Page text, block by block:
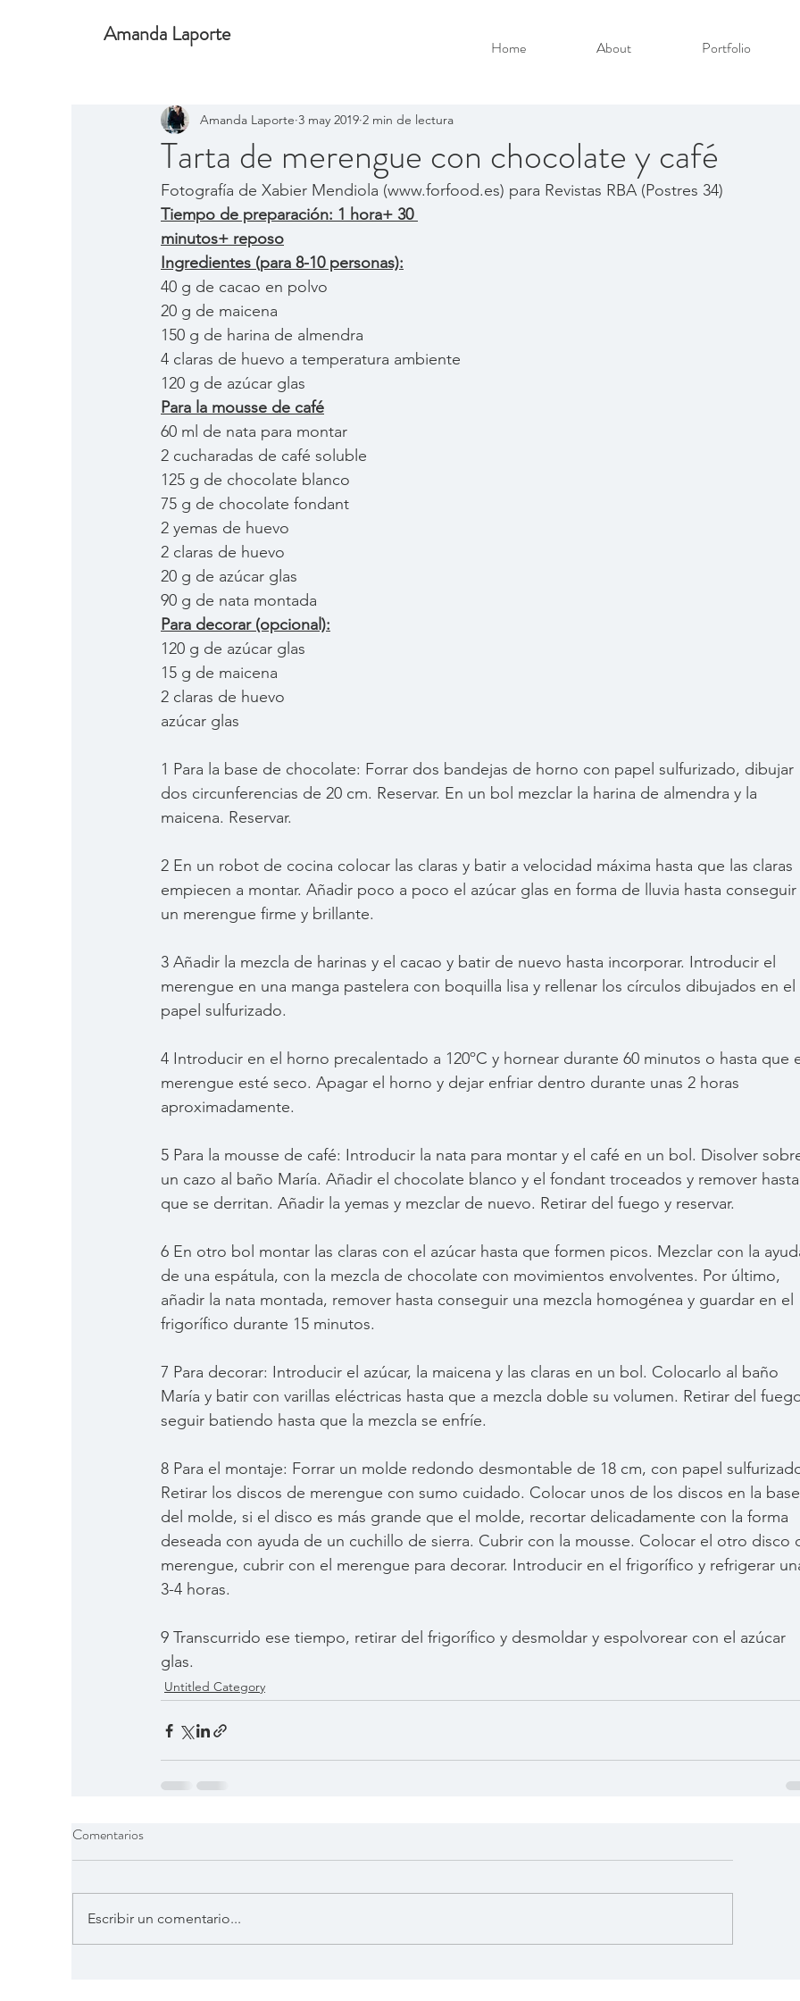
Amanda Laporte
Home About Portfolio
Untitled Category
Tarta de merengue con chocolate y café
Amanda Laporte 3 may 2019 2 min de lectura
Fotografía de Xabier Mendiola (www.forfood.es) para Revistas RBA (Postres 34)
Tiempo de preparación: 1 hora+ 30
minutos+ reposo
Ingredientes (para 8-10 personas):
40 g de cacao en polvo
20 g de maicena
150 g de harina de almendra
4 claras de huevo a temperatura ambiente
120 g de azúcar glas
Para la mousse de café
60 ml de nata para montar
2 cucharadas de café soluble
125 g de chocolate blanco
75 g de chocolate fondant
2 yemas de huevo
2 claras de huevo
20 g de azúcar glas
90 g de nata montada
Para decorar (opcional):
120 g de azúcar glas
15 g de maicena
2 claras de huevo
azúcar glas
1 Para la base de chocolate: Forrar dos bandejas de horno con papel sulfurizado, dibujar
dos circunferencias de 20 cm. Reservar. En un bol mezclar la harina de almendra y la
maicena. Reservar.
2 En un robot de cocina colocar las claras y batir a velocidad máxima hasta que las claras
empiecen a montar. Añadir poco a poco el azúcar glas en forma de lluvia hasta conseguir
un merengue firme y brillante.
3 Añadir la mezcla de harinas y el cacao y batir de nuevo hasta incorporar. Introducir el
merengue en una manga pastelera con boquilla lisa y rellenar los círculos dibujados en el
papel sulfurizado.
4 Introducir en el horno precalentado a 120ºC y hornear durante 60 minutos o hasta que
merengue esté seco. Apagar el horno y dejar enfriar dentro durante unas 2 horas
aproximadamente.
5 Para la mousse de café: Introducir la nata para montar y el café en un bol. Disolver
un cazo al baño María. Añadir el chocolate blanco y el fondant troceados y remover hasta
que se derritan. Añadir la yemas y mezclar de nuevo. Retirar del fuego y reservar.
6 En otro bol montar las claras con el azúcar hasta que formen picos. Mezclar con la
de una espátula, con la mezcla de chocolate con movimientos envolventes. Por último,
añadir la nata montada, remover hasta conseguir una mezcla homogénea y guardar en el
frigorífico durante 15 minutos.
7 Para decorar: Introducir el azúcar, la maicena y las claras en un bol. Colocarlo al baño
María y batir con varillas eléctricas hasta que a mezcla doble su volumen. Retirar del
seguir batiendo hasta que la mezcla se enfríe.
8 Para el montaje: Forrar un molde redondo desmontable de 18 cm, con papel
Retirar los discos de merengue con sumo cuidado. Colocar unos de los discos en la base
del molde, si el disco es más grande que el molde, recortar delicadamente con la forma
deseada con ayuda de un cuchillo de sierra. Cubrir con la mousse. Colocar el otro disco
merengue, cubrir con el merengue para decorar. Introducir en el frigorífico y refrigerar
3-4 horas.
9 Transcurrido ese tiempo, retirar del frigorífico y desmoldar y espolvorear con el azúcar
glas.
Untitled Category
Comentarios
Escribir un comentario...